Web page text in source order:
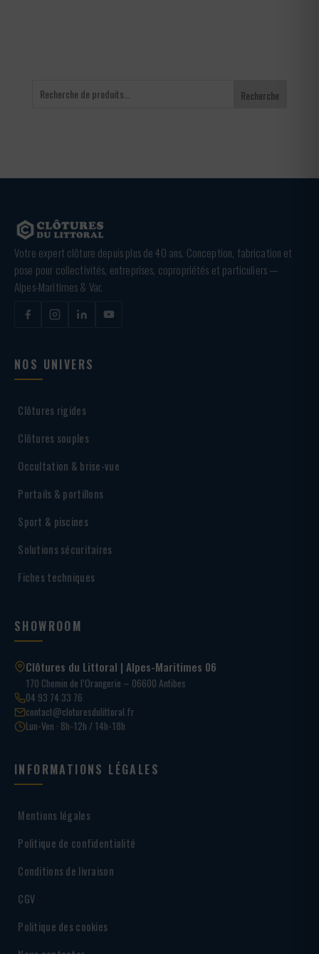
Recherche
Votre expert clôture depuis plus de 40 ans. Conception, fabrication et
pose pour collectivités, entreprises, copropriétés et particuliers —
Alpes-Maritimes & Var.
NOS UNIVERS
Clôtures rigides
Clôtures souples
Occultation & brise-vue
Portails & portillons
Sport & piscines
Solutions sécuritaires
Fiches techniques
SHOWROOM
Clôtures du Littoral | Alpes-Maritimes 06
170 Chemin de l’Orangerie – 06600 Antibes
04 93 74 33 76
contact@cloturesdulittoral.fr
Lun-Ven · 8h-12h / 14h-18h
INFORMATIONS LÉGALES
Mentions légales
Politique de confidentialité
Conditions de livraison
CGV
Politique des cookies